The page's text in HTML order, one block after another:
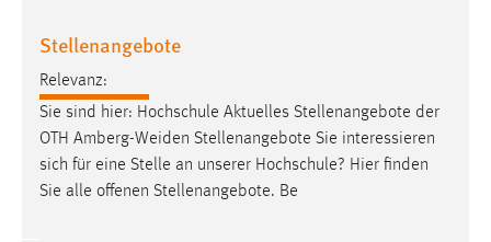
Stellenangebote
Relevanz:
Sie sind hier: Hochschule Aktuelles Stellenangebote der
OTH Amberg-Weiden Stellenangebote Sie interessieren
sich für eine Stelle an unserer Hochschule? Hier finden
Sie alle offenen Stellenangebote. Be
Chat
Name:
MibewSessionID, MIBEW_UserID, mibew_locale, mibew-
chat-frame-style-5e9dbeb1811c0446
Zweck:
Wird benötigt um die Chatfunktion nutzen zu können.